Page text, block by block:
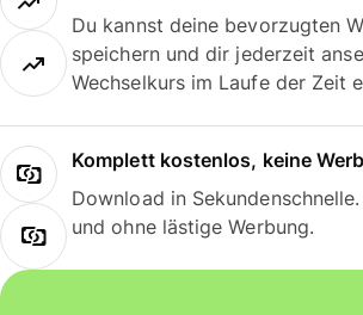
Du kannst deine bevorzugten
speichern und dir jederzeit
Wechselkurs im Laufe der Zeit
Komplett kostenlos, keine
Download in
und ohne lästige Werbung.